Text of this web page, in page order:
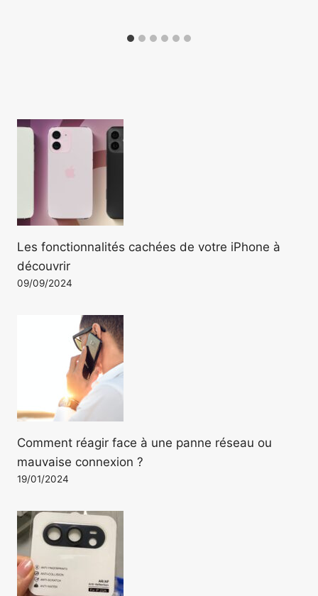
Les fonctionnalités cachées de votre iPhone à
découvrir
09/09/2024
Comment réagir face à une panne réseau ou
mauvaise connexion ?
19/01/2024